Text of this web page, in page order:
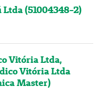
(51004348-2)
Vitória Ltda,
Vitória Ltda
Master)